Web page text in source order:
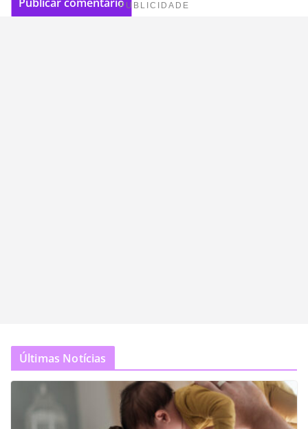
PUBLICIDADE
Últimas Notícias